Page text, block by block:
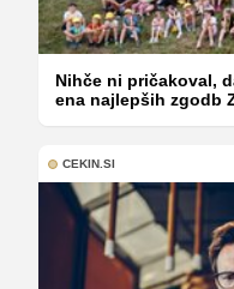
Nihče ni pričakoval,
ena najlepših zgodb
CEKIN.SI